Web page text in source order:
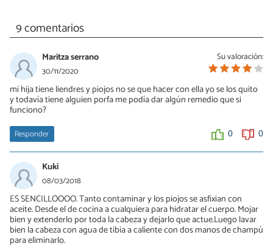
9 comentarios
Su valoración:
Maritza serrano
30/11/2020
mi hija tiene liendres y piojos no se que hacer con ella yo se los quito
y todavía tiene alguien porfa me podía dar algún remedio que si
funciono?
Responder 0 0
Kuki
08/03/2018
ES SENCILLOOOO. Tanto contaminar y los piojos se asfixian con
aceite. Desde el de cocina a cualquiera para hidratar el cuerpo. Mojar
bien y extenderlo por toda la cabeza y dejarlo que actue.Luego lavar
bien la cabeza con agua de tibia a caliente con dos manos de champú
para eliminarlo.